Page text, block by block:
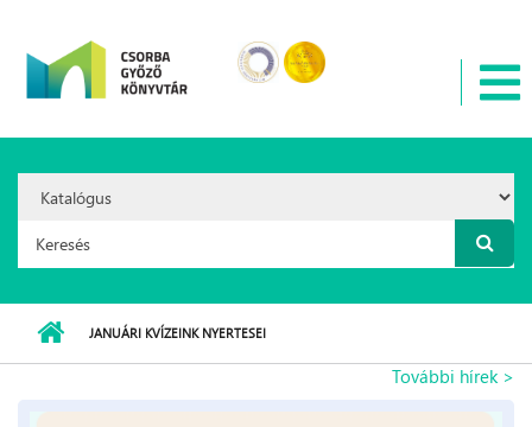
Option:
Keresés űrlap
JANUÁRI KVÍZEINK NYERTESEI
További hírek >